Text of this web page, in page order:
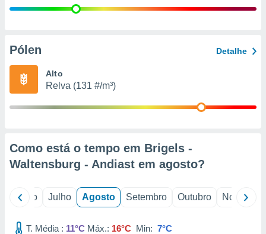
de
1199
Pólen Detalhe
Alto
Relva (131 #/m³)
Como está o tempo em Brigels -
Waltensburg - Andiast em agosto?
Junho Julho Agosto Setembro Outubro Novembro
T. Média : 11°C Máx.: 16°C Min: 7°C